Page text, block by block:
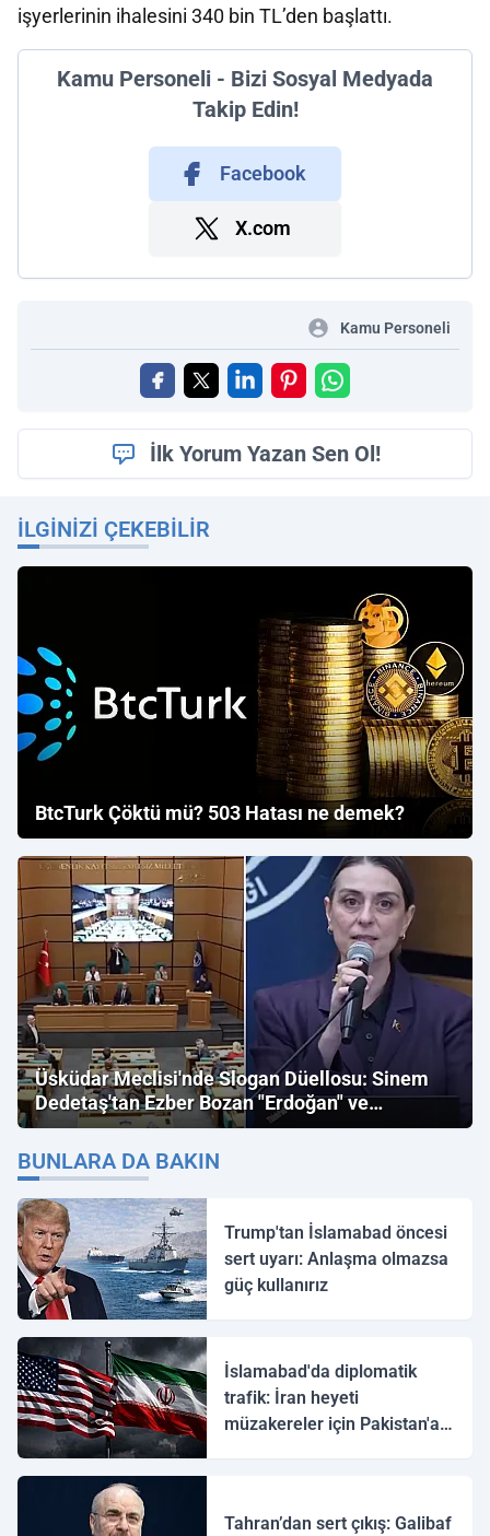
işyerlerinin ihalesini 340 bin TL’den başlattı.
Kamu Personeli - Bizi Sosyal Medyada
Takip Edin!
Facebook
X.com
Kamu Personeli
İlk Yorum Yazan Sen Ol!
İLGINIZI ÇEKEBILIR
BtcTurk Çöktü mü? 503 Hatası ne demek?
Üsküdar Meclisi'nde Slogan Düellosu: Sinem
Dedetaş'tan Ezber Bozan "Erdoğan" ve
"İmamoğlu" Çıkışı!
BUNLARA DA BAKIN
Trump'tan İslamabad öncesi
sert uyarı: Anlaşma olmazsa
güç kullanırız
İslamabad'da diplomatik
trafik: İran heyeti
müzakereler için Pakistan'a
Tahran’dan sert çıkış: Galibaf